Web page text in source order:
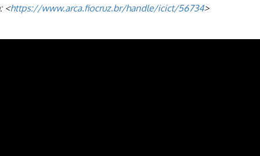
<https://www.arca.fiocruz.br/handle/icict/56734>